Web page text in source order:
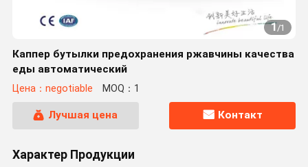
1/1
Каппер бутылки предохранения ржавчины качества
еды автоматический
Цена：negotiable MOQ：1
Лучшая цена Контакт
Характер Продукции